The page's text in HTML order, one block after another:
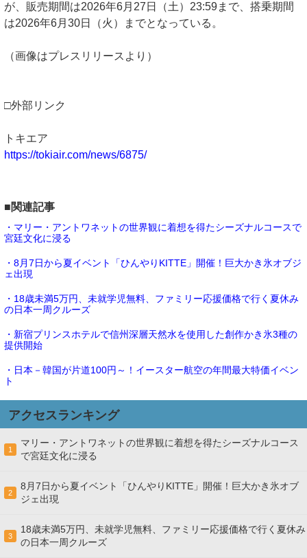
が、販売期間は2026年6月27日（土）23:59まで、搭乗期間
は2026年6月30日（火）までとなっている。
（画像はプレスリリースより）
□外部リンク
トキエア
https://tokiair.com/news/6875/
■関連記事
・マリー・アントワネットの世界観に着想を得たシーズナルコースで
宮廷文化に浸る
・8月7日から夏イベント「ひんやりKITTE」開催！巨大かき氷オブジ
ェ出現
・18歳未満5万円、未就学児無料、ファミリー応援価格で行く夏休み
の日本一周クルーズ
・新宿プリンスホテルで信州深層天然水を使用した創作かき氷3種の
提供開始
・日本－韓国が片道100円～！イースター航空の年間最大特価イベン
ト
アクセスランキング
1
マリー・アントワネットの世界観に着想を得たシーズナルコース
で宮廷文化に浸る
2
8月7日から夏イベント「ひんやりKITTE」開催！巨大かき氷オブ
ジェ出現
3
18歳未満5万円、未就学児無料、ファミリー応援価格で行く夏休み
の日本一周クルーズ